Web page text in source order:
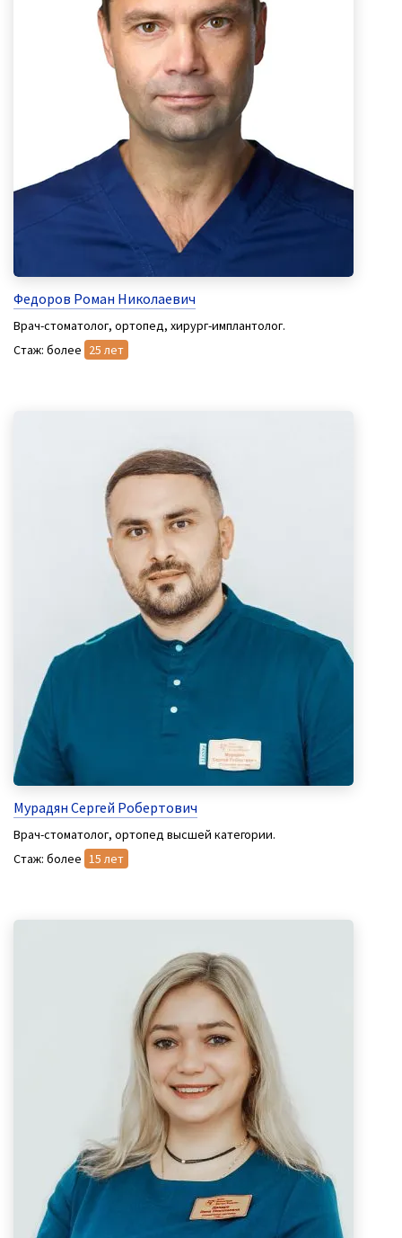
Федоров Роман Николаевич
Врач-стоматолог, ортопед, хирург-имплантолог.
Стаж: более 25 лет
Мурадян Сергей Робертович
Врач-стоматолог, ортопед высшей категории.
Стаж: более 15 лет